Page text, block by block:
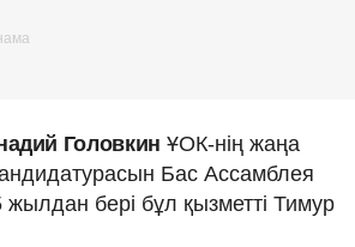
Головкин ҰОК-нің жаңа
Бас Ассамблея
бері бұл қызметті Тимур